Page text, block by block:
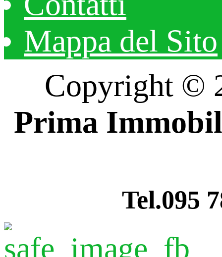
Mappa del Sito
Copyright ©
Prima
Tel.095